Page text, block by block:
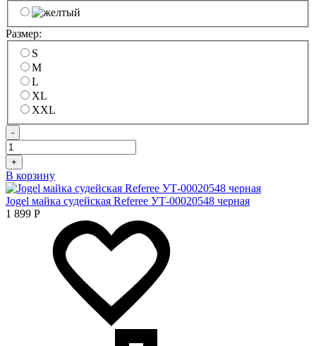
Размер:
S
M
L
XL
XXL
-
+
В корзину
Jogel майка судейская Referee УТ-00020548 черная
1 899 Р